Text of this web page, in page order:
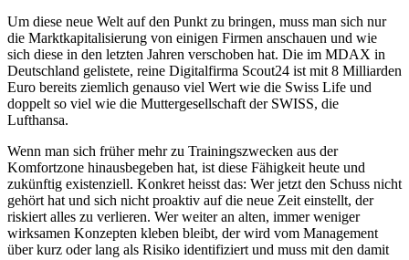
Um diese neue Welt auf den Punkt zu bringen, muss man sich nur
die Marktkapitalisierung von einigen Firmen anschauen und wie
sich diese in den letzten Jahren verschoben hat. Die im MDAX in
Deutschland gelistete, reine Digitalfirma Scout24 ist mit 8 Milliarden
Euro bereits ziemlich genauso viel Wert wie die Swiss Life und
doppelt so viel wie die Muttergesellschaft der SWISS, die
Lufthansa.
Wenn man sich früher mehr zu Trainingszwecken aus der
Komfortzone hinausbegeben hat, ist diese Fähigkeit heute und
zukünftig existenziell. Konkret heisst das: Wer jetzt den Schuss nicht
gehört hat und sich nicht proaktiv auf die neue Zeit einstellt, der
riskiert alles zu verlieren. Wer weiter an alten, immer weniger
wirksamen Konzepten kleben bleibt, der wird vom Management
über kurz oder lang als Risiko identifiziert und muss mit den damit